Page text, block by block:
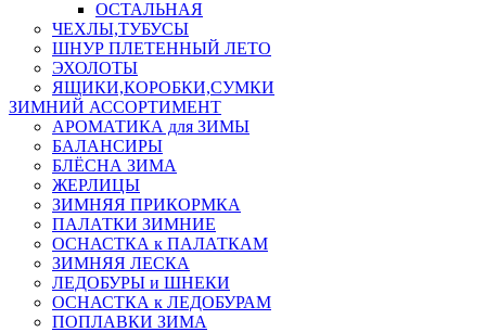
ОСТАЛЬНАЯ
ЧЕХЛЫ,ТУБУСЫ
ШНУР ПЛЕТЕННЫЙ ЛЕТО
ЭХОЛОТЫ
ЯЩИКИ,КОРОБКИ,СУМКИ
ЗИМНИЙ АССОРТИМЕНТ
АРОМАТИКА для ЗИМЫ
БАЛАНСИРЫ
БЛЁСНА ЗИМА
ЖЕРЛИЦЫ
ЗИМНЯЯ ПРИКОРМКА
ПАЛАТКИ ЗИМНИЕ
ОСНАСТКА к ПАЛАТКАМ
ЗИМНЯЯ ЛЕСКА
ЛЕДОБУРЫ и ШНЕКИ
ОСНАСТКА к ЛЕДОБУРАМ
ПОПЛАВКИ ЗИМА